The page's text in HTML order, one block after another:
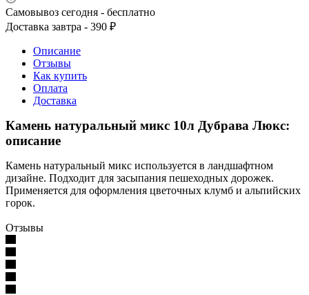
Самовывоз сегодня - бесплатно
Доставка завтра - 390 ₽
Описание
Отзывы
Как купить
Оплата
Доставка
Камень натуральный микс 10л Дубрава Люкс:
описание
Камень натуральный микс используется в ландшафтном
дизайне. Подходит для засыпания пешеходных дорожек.
Применяется для оформления цветочных клумб и альпийских
горок.
Отзывы